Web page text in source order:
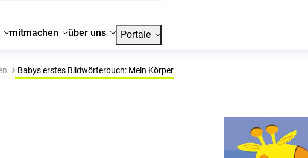
mitmachen über uns Portale
Babys erstes Bildwörterbuch: Mein Körper